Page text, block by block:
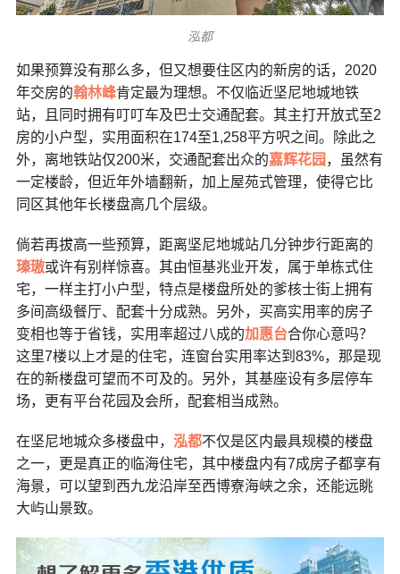
泓都
如果预算没有那么多，但又想要住区内的新房的话，2020
年交房的翰林峰肯定最为理想。不仅临近坚尼地城地铁
站，且同时拥有叮叮车及巴士交通配套。其主打开放式至2
房的小户型，实用面积在174至1,258平方呎之间。除此之
外，离地铁站仅200米，交通配套出众的嘉辉花园 ，虽然有
一定楼龄，但近年外墙翻新，加上屋苑式管理，使得它比
同区其他年长楼盘高几个层级。
倘若再拔高一些预算，距离坚尼地城站几分钟步行距离的
瑧璈或许有别样惊喜。其由恒基兆业开发，属于单栋式住
宅，一样主打小户型，特点是楼盘所处的爹核士街上拥有
多间高级餐厅、配套十分成熟。另外，买高实用率的房子
变相也等于省钱，实用率超过八成的加惠台合你心意吗？
这里7楼以上才是的住宅，连窗台实用率达到83%，那是现
在的新楼盘可望而不可及的。另外，其基座设有多层停车
场，更有平台花园及会所，配套相当成熟。
在坚尼地城众多楼盘中， 泓都不仅是区内最具规模的楼盘
之一，更是真正的临海住宅，其中楼盘内有7成房子都享有
海景，可以望到西九龙沿岸至西博寮海峡之余，还能远眺
大屿山景致。